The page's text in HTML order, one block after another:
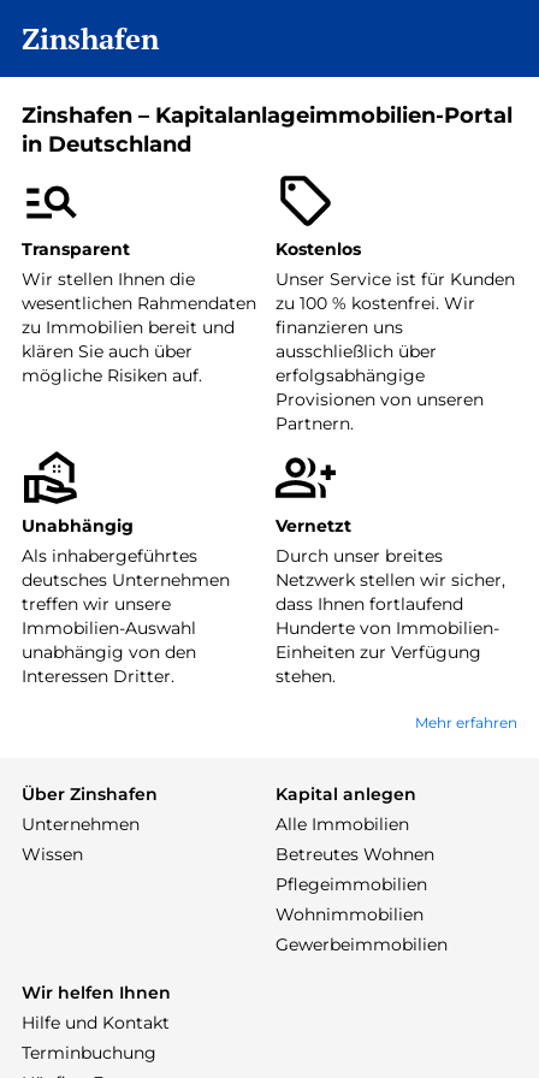
Zinshafen
Zinshafen – Kapitalanlageimmobilien-Portal
in Deutschland
Transparent
Wir stellen Ihnen die
wesentlichen Rahmendaten
zu Immobilien bereit und
klären Sie auch über
mögliche Risiken auf.
Kostenlos
Unser Service ist für Kunden
zu 100 % kostenfrei. Wir
finanzieren uns
ausschließlich über
erfolgsabhängige
Provisionen von unseren
Partnern.
Unabhängig
Als inhabergeführtes
deutsches Unternehmen
treffen wir unsere
Immobilien-Auswahl
unabhängig von den
Interessen Dritter.
Vernetzt
Durch unser breites
Netzwerk stellen wir sicher,
dass Ihnen fortlaufend
Hunderte von Immobilien-
Einheiten zur Verfügung
stehen.
Mehr erfahren
Über Zinshafen
Unternehmen
Wissen
Kapital anlegen
Alle Immobilien
Betreutes Wohnen
Pflegeimmobilien
Wohnimmobilien
Gewerbeimmobilien
Wir helfen Ihnen
Hilfe und Kontakt
Terminbuchung